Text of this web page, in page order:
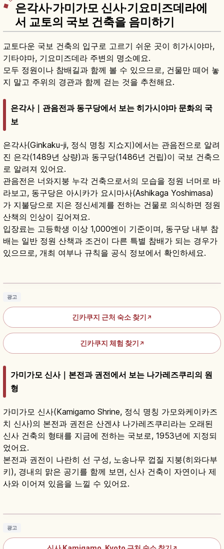
은각사·가미가모 신사·기요미즈데라에
서 교토의 국보 건축을 음미하기
교토다운 국보 건축의 입구로 고르기 쉬운 곳이 히가시야마,
기타야마, 기요미즈데라 주변의 명소예요.
모두 정원이나 참배길과 함께 볼 수 있으므로, 건물만 떼어 놓
지 말고 주위의 경관과 함께 걷는 것을 추천해요.
은각사｜관음전과 동구당에서 보는 히가시야마 문화의 국
보
은각사(Ginkaku-ji, 정식 명칭 지쇼지)에서는 관음전으로 알려
진 은각(1489년 상량)과 동구당(1486년 건립)이 국보 건축으
로 알려져 있어요.
관음전은 너와지붕 누각 건축으로서의 모습을 정원 너머로 바
라보고, 동구당은 아시카가 요시마사(Ashikaga Yoshimasa)
가 지불당으로 지은 정신세계를 전하는 건물로 의식하면 정원
산책의 인상이 깊어져요.
입장료는 고등학생 이상 1,000엔이 기준이며, 동구당 내부 참
배는 일반 정원 산책과 조건이 다른 특별 참배가 되는 경우가
있으므로, 개최 여부나 규칙을 공식 정보에서 확인하세요.
광고
긴카쿠지 근처 숙소 찾기 ↗
긴카쿠지 체험 찾기 ↗
가미가모 신사｜본전과 권전에서 보는 나가레즈쿠리의 원
형
가미가모 신사(Kamigamo Shrine, 정식 명칭 가모와케이카즈
치 신사)의 본전과 권전은 산겐샤 나가레즈쿠리라는 오래된
신사 건축의 형태를 지금에 전하는 국보로, 1953년에 지정되
었어요.
본전과 권전이 나란히 선 구성, 노송나무 껍질 지붕(히와다부
키), 경내의 맑은 공기를 함께 보면, 신사 건축이 자연이나 제
사와 이어져 있음을 느낄 수 있어요.
가미가모 신사 가이드｜교토 가모와케이카즈치
광고